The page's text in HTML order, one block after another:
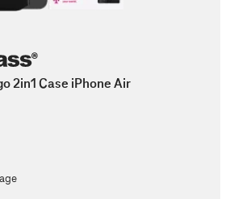
2in1 Case iPhone Air